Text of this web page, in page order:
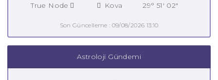
True Node
Kova 29° 51' 02"
Son Güncelleme : 09/08/2026 13:10
Astroloji Gündemi